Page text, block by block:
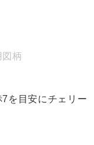
柄
を目安にチェリー